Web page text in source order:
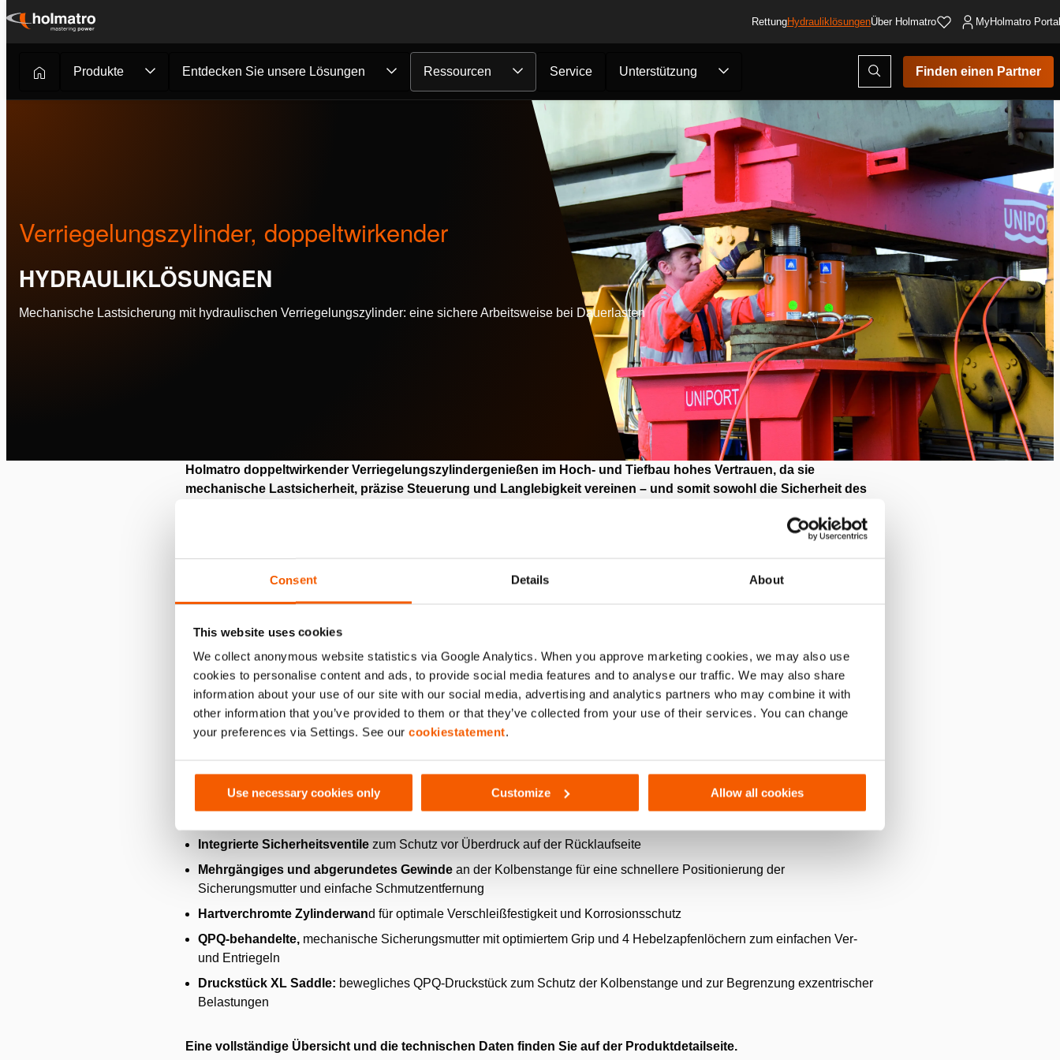
Consent Details About
This website uses cookies
We collect anonymous website statistics via Google Analytics. When you approve marketing cookies, we may also use
cookies to personalise content and ads, to provide social media features and to analyse our traffic. We may also share
information about your use of our site with our social media, advertising and analytics partners who may combine it with
other information that you’ve provided to them or that they’ve collected from your use of their services. You can change
your preferences via Settings. See our cookiestatement.
Use necessary cookies only Customize Allow all cookies
Zum
springen
RettungHydrauliklösungenÜber Holmatro MyHolmatro
Produkte Entdecken Sie unsere Lösungen Ressourcen Service Unterstützung
Suchmodus
öffnen
Finden einen Partner
Hydrauliklösungen /Innovationen /Verriegelungszyli...
Verriegelungszylinder, doppeltwirkender
HYDRAULIKLÖSUNGEN
Mechanische Lastsicherung mit hydraulischen Verriegelungszylinder: eine sichere Arbeitsweise bei Dauerlasten
Holmatro doppeltwirkender Verriegelungszylindergenießen im Hoch- und Tiefbau hohes Vertrauen, da sie
mechanische Lastsicherheit, präzise Steuerung und Langlebigkeit vereinen – und somit sowohl die Sicherheit des
Mit einer Hubkapazität von 50 bis 250 Tonnen und einer Hublänge zwischen 50 und 300 mm bieten Holmatro-Zylinder mit
Sicherungsmutter (HLC) eine leistungsstarke hydraulische Lösung mit mechanischen Lastverriegelungsfunktionen, d
sichere und dauerhafte Lastunterstützung für verschiedene Industrieanwendungen gewährleisten.
Sie sind mit einem intelligenten Rückstellkolben ausgestattet. Das führt zu einem minimalen Höhenunterschied im
Vergleich zu den Lastrückzug-Zylindern mit Sicherungsmutter. So wird ein effizienter und platzsparender Betrieb
Hebeaufgaben und garantieren außergewöhnliche Leistung, Zuverlässigkeit und sichere Lastunterstützung durch ihre
mechanische Lastverriegelung.
Merkmale und Vorteile
Doppeltwirkendfür kontrolliertes Anheben und Absenken
Integrierte Sicherheitsventile zum Schutz vor Überdruck auf der Rücklaufseite
Mehrgängiges und abgerundetes Gewinde an der Kolbenstange für eine schnellere Positionierung der
Sicherungsmutter und einfache Schmutzentfernung
Hartverchromte Zylinderwand für optimale Verschleißfestigkeit und Korrosionsschutz
QPQ-behandelte, mechanische Sicherungsmutter mit optimiertem Grip und 4 Hebelzapfenlöchern zum einfachen Ver-
und Entriegeln
Druckstück XL Saddle: bewegliches QPQ-Druckstück zum Schutz der Kolbenstange und zur Begrenzung exzentrischer
Belastungen
Eine vollständige Übersicht und die technischen Daten finden Sie auf der Produktdetailseite.